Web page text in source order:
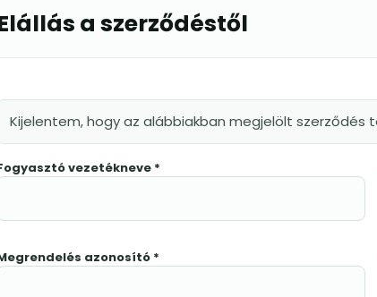
a szerződéstől
Kijelentem, hogy az alábbiakban megjelölt
vezetékneve *
azonosító *